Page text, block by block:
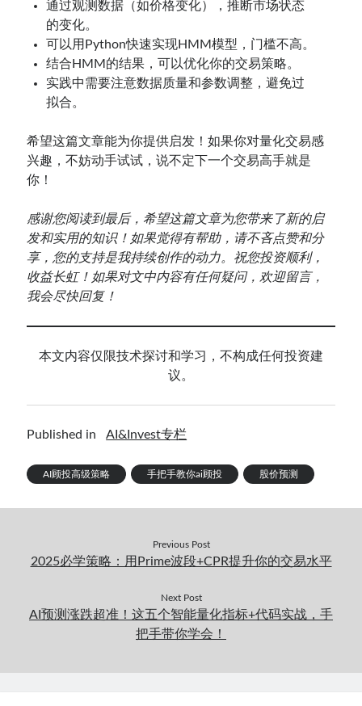
通过观测数据（如价格变化），推断市场状态
的变化。
可以用Python快速实现HMM模型，门槛不高。
结合HMM的结果，可以优化你的交易策略。
实践中需要注意数据质量和参数调整，避免过
拟合。
希望这篇文章能为你提供启发！如果你对量化交易感
兴趣，不妨动手试试，说不定下一个交易高手就是
你！
感谢您阅读到最后，希望这篇文章为您带来了新的启
发和实用的知识！如果觉得有帮助，请不吝点赞和分
享，您的支持是我持续创作的动力。祝您投资顺利，
收益长虹！如果对文中内容有任何疑问，欢迎留言，
我会尽快回复！
本文内容仅限技术探讨和学习，不构成任何投资建
议。
Published in AI&Invest专栏
AI顾投高级策略 手把手教你ai顾投 股价预测
Previous Post
2025必学策略：用Prime波段+CPR提升你的交易水平
Next Post
AI预测涨跌超准！这五个智能量化指标+代码实战，手
把手带你学会！